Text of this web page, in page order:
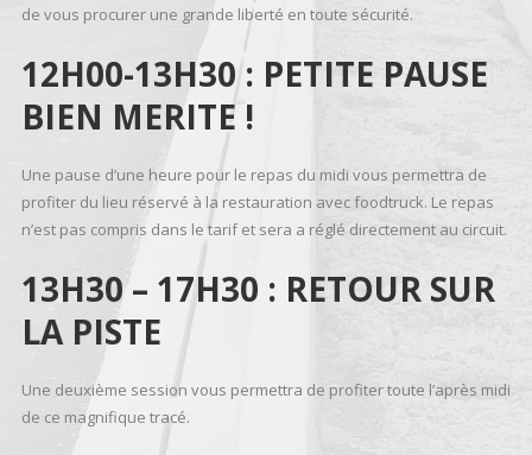
de vous procurer une grande liberté en toute sécurité.
12H00-13H30 : PETITE PAUSE
BIEN MERITE !
Une pause d’une heure pour le repas du midi vous permettra de
profiter du lieu réservé à la restauration avec foodtruck. Le repas
n’est pas compris dans le tarif et sera a réglé directement au circuit.
13H30 – 17H30 : RETOUR SUR
LA PISTE
Une deuxième session vous permettra de profiter toute l’après midi
de ce magnifique tracé.